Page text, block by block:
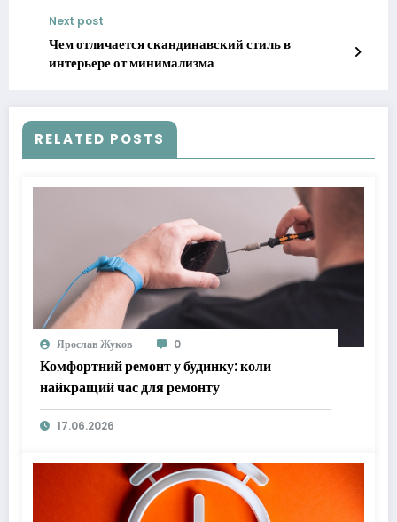
Next post
Чем отличается скандинавский стиль в
интерьере от минимализма
RELATED POSTS
Ярослав Жуков 0
Комфортний ремонт у будинку: коли
найкращий час для ремонту
17.06.2026